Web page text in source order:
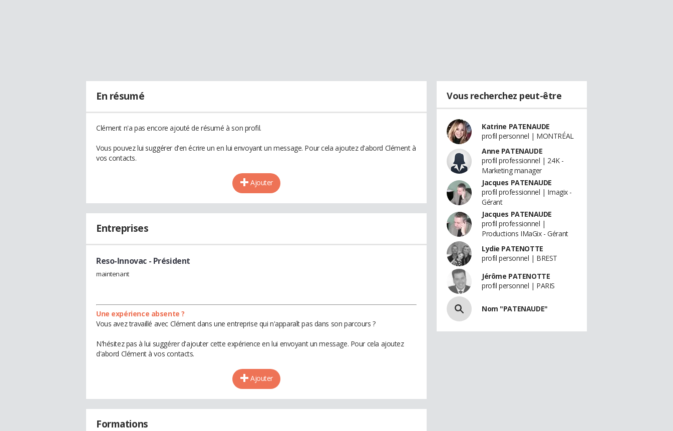
En résumé
Clément n'a pas encore ajouté de résumé à son profil.
Vous pouvez lui suggérer d'en écrire un en lui envoyant un message. Pour cela ajoutez d'abord Clément à
vos contacts.
Ajouter
Entreprises
Reso-Innovac- Président
maintenant
Une expérience absente ?
Vous avez travaillé avec Clément dans une entreprise qui n'apparaît pas dans son parcours ?
N'hésitez pas à lui suggérer d'ajouter cette expérience en lui envoyant un message. Pour cela ajoutez
d'abord Clément à vos contacts.
Ajouter
Formations
Vous recherchez peut-être
Katrine PATENAUDE
profil personnel | MONTRÉAL
Anne PATENAUDE
profil professionnel | 24K -
Marketing manager
Jacques PATENAUDE
profil professionnel | Imagix -
Gérant
Jacques PATENAUDE
profil professionnel |
Productions IMaGix - Gérant
Lydie PATENOTTE
profil personnel | BREST
Jérôme PATENOTTE
profil personnel | PARIS
Nom "PATENAUDE"